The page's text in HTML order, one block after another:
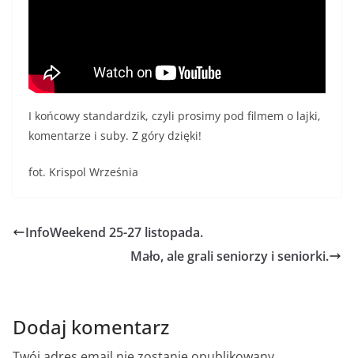
I końcowy standardzik, czyli prosimy pod filmem o lajki,
komentarze i suby. Z góry dzięki!
fot. Krispol Września
InfoWeekend 25-27 listopada.
Mało, ale grali seniorzy i seniorki.
Dodaj komentarz